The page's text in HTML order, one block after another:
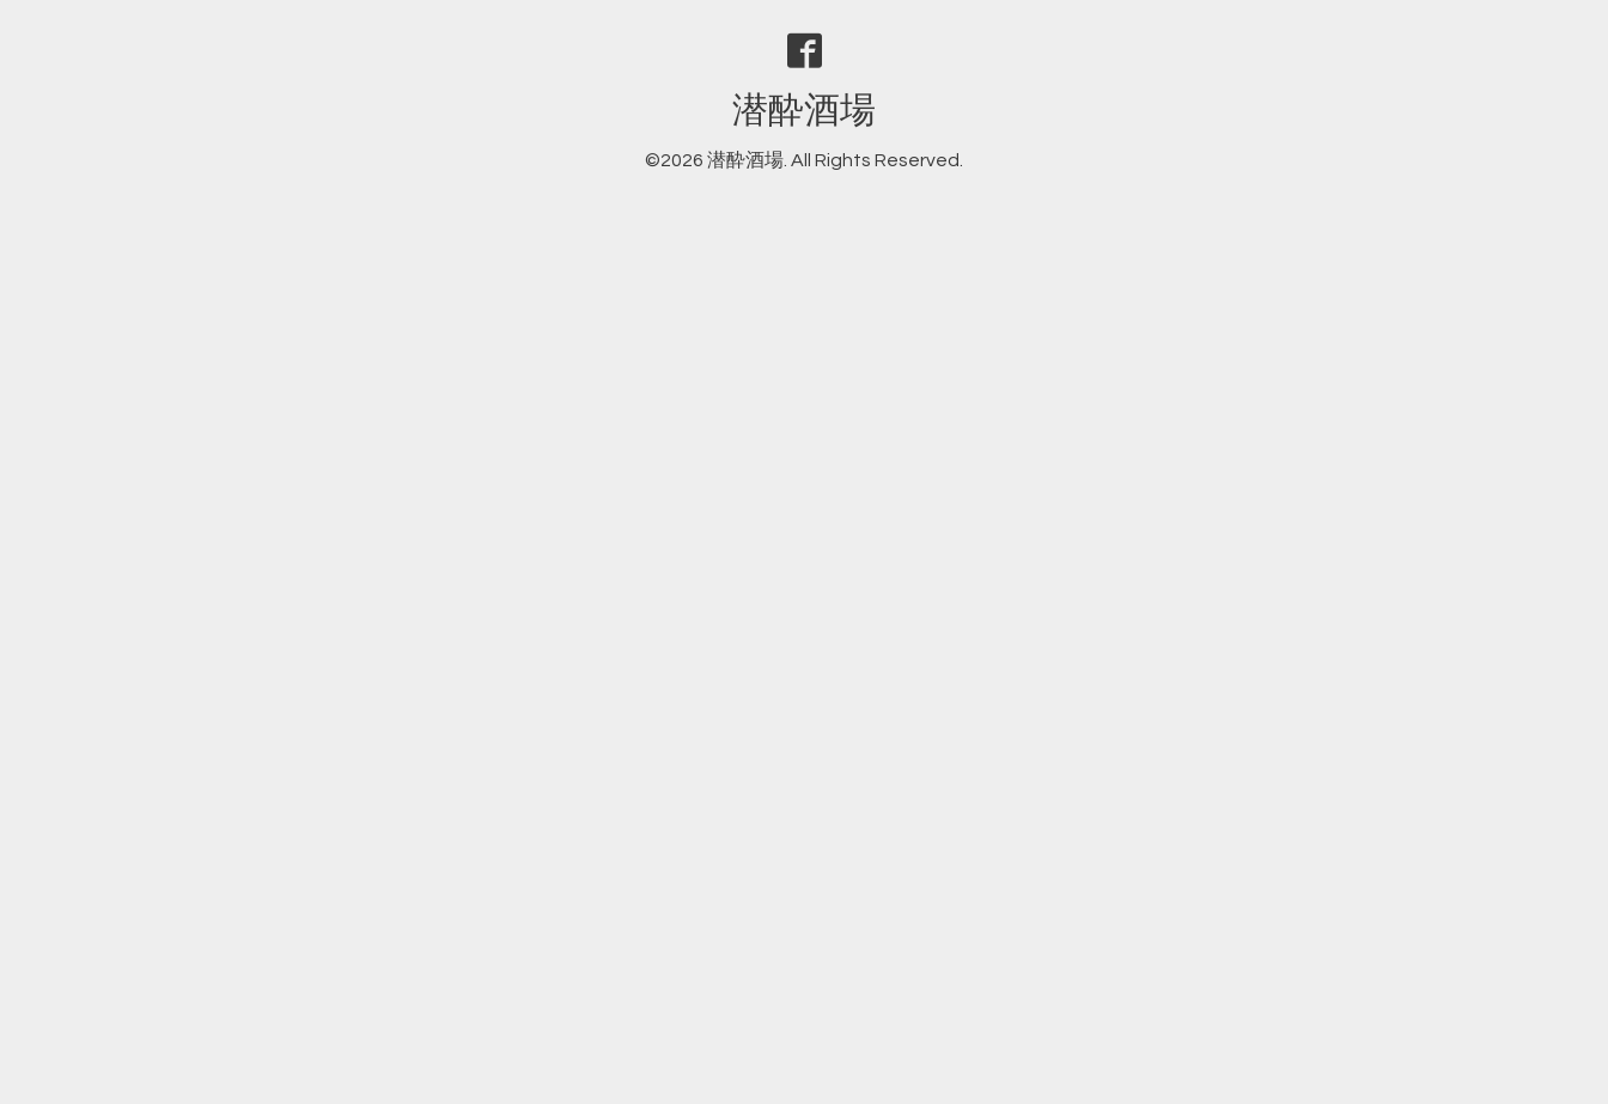
潜酔酒場
©2026 潜酔酒場 . All Rights Reserved.